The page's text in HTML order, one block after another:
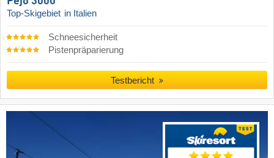
Top-Skigebiet in Italien
Schneesicherheit
Pistenpräparierung
Testbericht